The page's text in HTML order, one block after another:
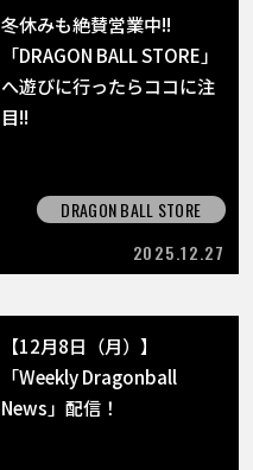
冬休みも絶賛営業中!!
「DRAGON BALL STORE」
へ遊びに行ったらココに注
目!!
DRAGON BALL STORE
2025.12.27
【12月8日（月）】
「Weekly Dragonball
News」配信！